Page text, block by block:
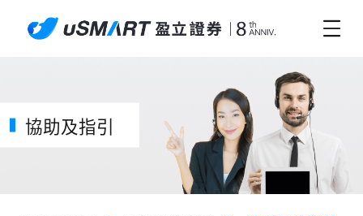
協助及指引